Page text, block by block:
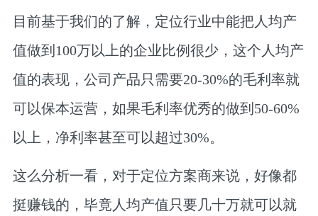
目前基于我们的了解， 定位行业中能把人均产
值做到100万以上的企业比例很少，这个人均产
值的表现， 公司产品只需要20-30%的毛利率就
可以保本运营，如果毛利率优秀的做到50-60%
以上，净利率甚至可以超过30%。
这么分析一看，对于定位方案商来说，好像都
挺赚钱的，毕竟人均产值只要几十万就可以就